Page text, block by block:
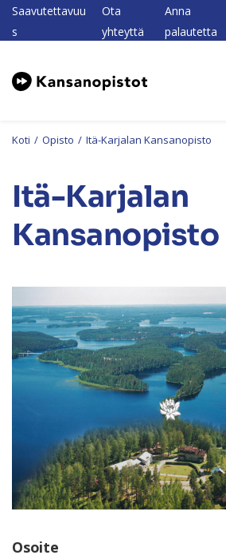
Saavutettavuu
s
Ota
yhteyttä
Anna
palautetta
Koti / Opisto / Itä-Karjalan Kansanopisto
Itä-Karjalan
Kansanopisto
Osoite